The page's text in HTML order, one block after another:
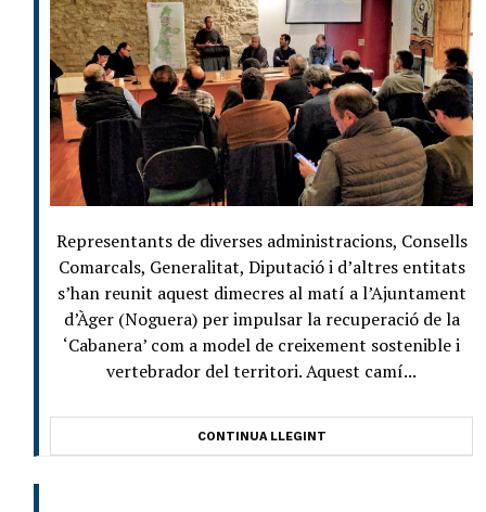
Representants de diverses administracions, Consells
Comarcals, Generalitat, Diputació i d’altres entitats
s’han reunit aquest dimecres al matí a l’Ajuntament
d’Àger (Noguera) per impulsar la recuperació de la
‘Cabanera’ com a model de creixement sostenible i
vertebrador del territori. Aquest camí...
CONTINUA LLEGINT